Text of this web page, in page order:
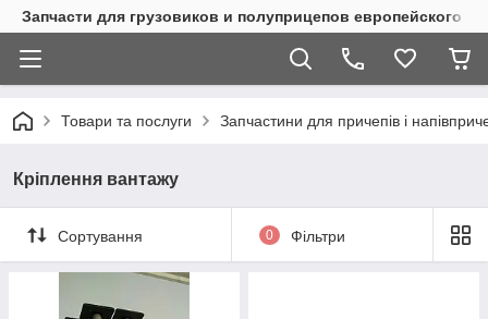
Запчасти для грузовиков и полуприцепов европейского
Товари та послуги Запчастини для причепів і
Кріплення вантажу
Сортування 0 Фільтри